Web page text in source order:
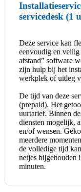
servicedesk (1
Deze service kan
eenvoudig en
afstand” software
zijn hulp bij het
werkplek of uitleg
De tijd van deze
(prepaid). Het
uurtarief. Binnen
diensten mogelijk,
en/of wensen.
meerdere
de volledige tijd
netjes bijgehouden
minuten.